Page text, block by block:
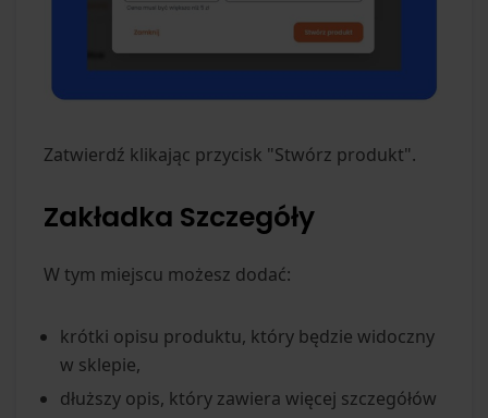
Zatwierdź klikając przycisk "Stwórz produkt".
Zakładka Szczegóły
W tym miejscu możesz dodać:
krótki opisu produktu, który będzie widoczny
w sklepie,
dłuższy opis, który zawiera więcej szczegółów